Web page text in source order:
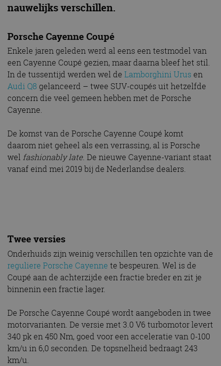
nauwelijks verschillen.
Porsche Cayenne Coupé
Enkele jaren geleden werd al eens een testmodel van
een Cayenne Coupé gezien, maar daarna bleef het stil.
In de tussentijd werden wel de Lamborghini Urus en
Audi Q8 gelanceerd – twee SUV-coupés uit hetzelfde
concern die veel gemeen hebben met de Porsche
Cayenne.
De komst van de Porsche Cayenne Coupé komt
daarom niet geheel als een verrassing, al is Porsche
wel fashionably late. De nieuwe Cayenne-variant staat
vanaf eind mei 2019 bij de Nederlandse dealers.
Twee versies
Onderhuids zijn weinig verschillen ten opzichte van de
reguliere Porsche Cayenne te bespeuren. Wel is de
Coupé aan de achterzijde een fractie breder en zit je
binnenin een fractie lager.
De Porsche Cayenne Coupé wordt aangeboden in twee
motorvarianten. De versie met 3.0 V6 turbomotor levert
340 pk en 450 Nm, goed voor een acceleratie van 0-100
km/u in 6,0 seconden. De topsnelheid bedraagt 243
km/u.